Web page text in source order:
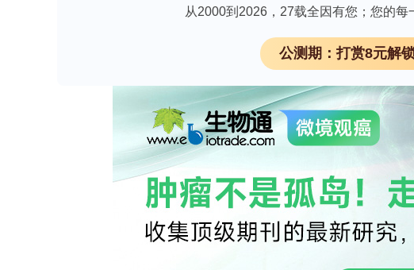
疗的抵抗性。关于调控卵巢癌中这些表观遗传变
）家族基因在卵巢癌样本
们与患者临床和病理特征之间的相关性。
材料与方法
本研究首先利用GSE66957、GSE63885、
在卵巢癌中的表达水平。收集了49对肿瘤和正
DNA（cDNA），然后使用定量实时PCR（
检测了卵巢癌细胞系中的蛋白质水平。利用
（ROC）曲线分析方法，评估了
KMT2家族基因
从2000到2026，27载全因有您；您的每
公测期：打赏8元解